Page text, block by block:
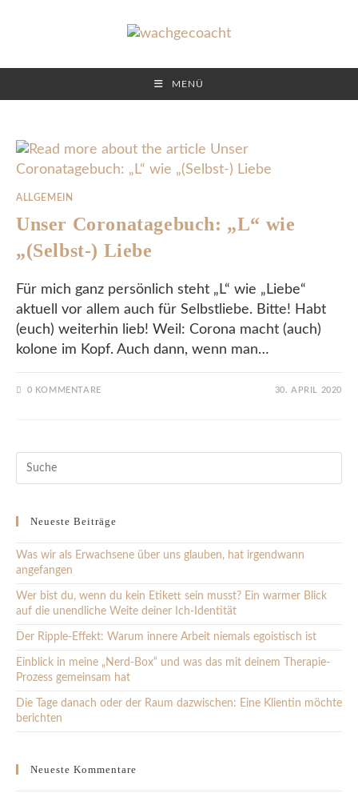
MENÜ
ALLGEMEIN
Unser Coronatagebuch: „L“ wie
„(Selbst-) Liebe
Für mich ganz persönlich steht „L“ wie „Liebe“
aktuell vor allem auch für Selbstliebe. Bitte! Habt
(euch) weiterhin lieb! Weil: Corona macht (auch)
kolone im Kopf. Auch dann, wenn man…
0 KOMMENTARE 30. APRIL 2020
Neueste Beiträge
Was wir als Erwachsene über uns glauben, hat irgendwann
angefangen
Wer bist du, wenn du kein Etikett sein musst? Ein warmer Blick
auf die unendliche Weite deiner Ich-Identität
Der Ripple-Effekt: Warum innere Arbeit niemals egoistisch ist
Einblick in meine „Nerd-Box“ und was das mit deinem Therapie-
Prozess gemeinsam hat
Die Tage danach oder der Raum dazwischen: Eine Klientin möchte
berichten
Neueste Kommentare